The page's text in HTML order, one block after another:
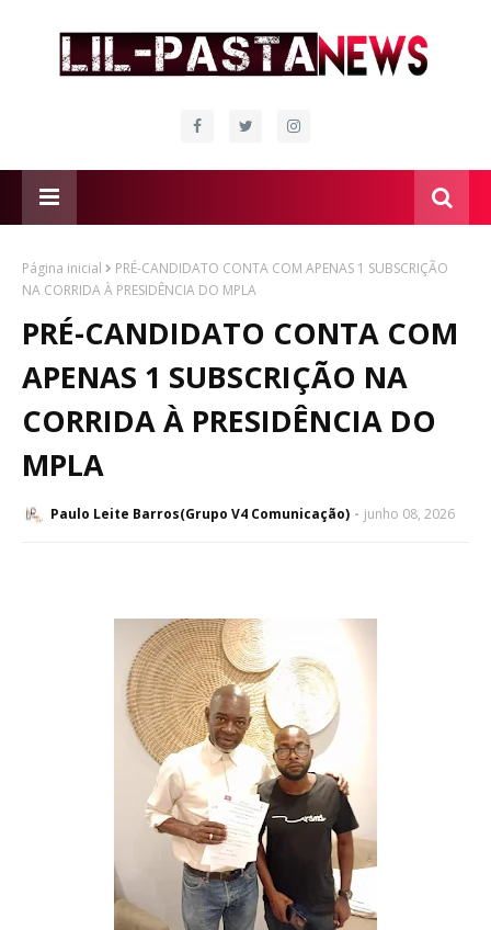
Página inicial
PRÉ-CANDIDATO CONTA COM APENAS 1 SUBSCRIÇÃO
NA CORRIDA À PRESIDÊNCIA DO MPLA
PRÉ-CANDIDATO CONTA COM
APENAS 1 SUBSCRIÇÃO NA
CORRIDA À PRESIDÊNCIA DO
MPLA
Paulo Leite Barros(Grupo V4 Comunicação) junho 08, 2026